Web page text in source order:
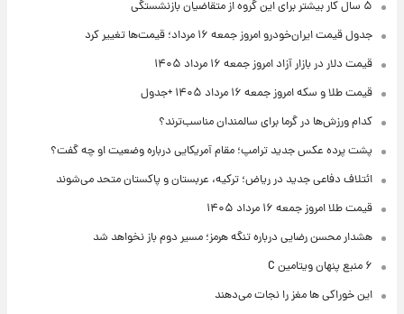
۵ سال کار بیشتر برای این گروه از متقاضیان بازنشستگی
جدول قیمت ایران‌خودرو امروز جمعه ۱۶ مرداد؛ قیمت‌ها تغییر کرد
قیمت دلار در بازار آزاد امروز جمعه ۱۶ مرداد ۱۴۰۵
قیمت طلا و سکه امروز جمعه ۱۶ مرداد ۱۴۰۵ +جدول
کدام ورزش‌ها در گرما برای سالمندان مناسب‌ترند؟
پشت پرده عکس جدید ترامپ؛ مقام آمریکایی درباره وضعیت او چه گفت؟
ائتلاف دفاعی جدید در ریاض؛ ترکیه، عربستان و پاکستان متحد می‌شوند
قیمت طلا امروز جمعه ۱۶ مرداد ۱۴۰۵
هشدار محسن رضایی درباره تنگه هرمز؛ مسیر دوم باز نخواهد شد
۶ منبع پنهان ویتامین C
این خوراکی ها مغز را نجات می‌دهند